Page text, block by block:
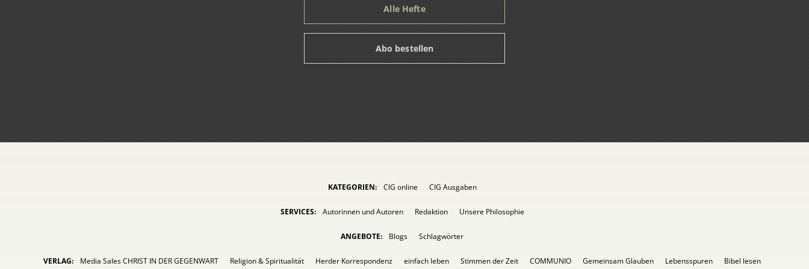
Alle Hefte
Abo bestellen
KATEGORIEN: CIG online CIG Ausgaben
SERVICES: Autorinnen und Autoren Redaktion Unsere Philosophie
ANGEBOTE: Blogs Schlagwörter
VERLAG: Media Sales CHRIST IN DER GEGENWART Religion & Spiritualität Herder Korrespondenz einfach leben Stimmen der Zeit COMMUNIO Gemeinsam Glauben Lebensspuren Bibel lesen